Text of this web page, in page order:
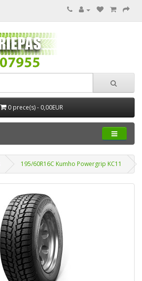
0 prece(s) - 0,00EUR
195/60R16C Kumho Powergrip KC11